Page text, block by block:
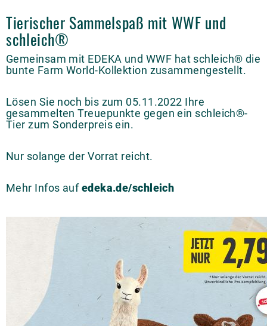
Tierischer Sammelspaß mit WWF und
schleich®
Gemeinsam mit EDEKA und WWF hat schleich® die
bunte Farm World-Kollektion zusammengestellt.
Lösen Sie noch bis zum 05.11.2022 Ihre
gesammelten Treuepunkte gegen ein schleich®-
Tier zum Sonderpreis ein.
Nur solange der Vorrat reicht.
Mehr Infos aufedeka.de/schleich